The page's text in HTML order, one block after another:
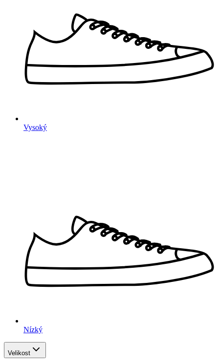
Vysoký
Nízký
Velikost